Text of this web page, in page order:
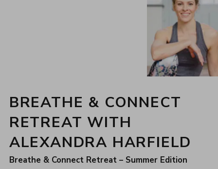
BREATHE & CONNECT
RETREAT WITH
ALEXANDRA HARFIELD
Breathe & Connect Retreat – Summer Edition